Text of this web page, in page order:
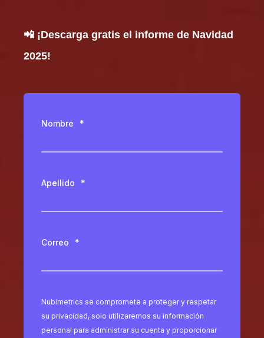
📲 ¡Descarga gratis el informe de Navidad
2025!
Nombre *
Apellido *
Correo *
Nubimetrics se compromete a proteger y respetar
su privacidad, solo utilizaremos su información
personal para administrar su cuenta y proporcionar